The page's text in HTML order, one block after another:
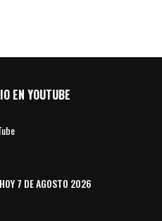
EN YOUTUBE
7 DE AGOSTO 2026